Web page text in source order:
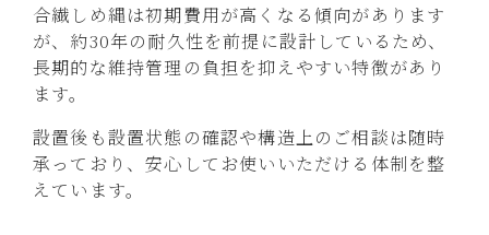
合繊しめ縄は初期費用が高くなる傾向があります
が、約30年の耐久性を前提に設計しているため、
長期的な維持管理の負担を抑えやすい特徴があり
ます。
設置後も設置状態の確認や構造上のご相談は随時
承っており、安心してお使いいただける体制を整
えています。